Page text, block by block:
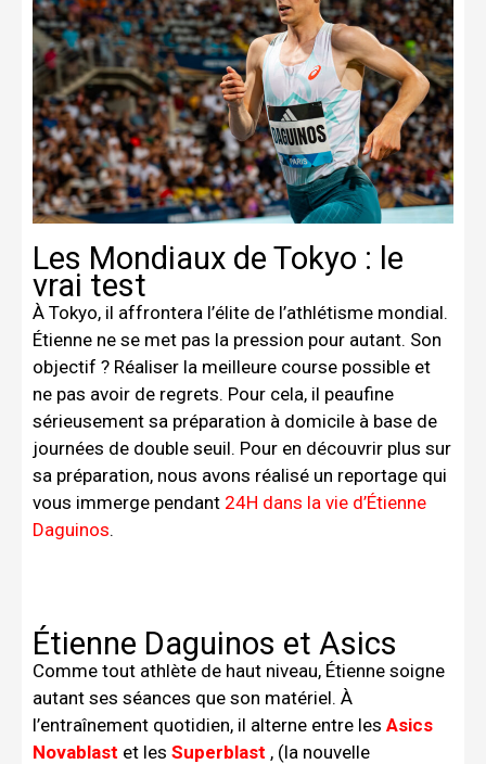
Les Mondiaux de Tokyo : le
vrai test
À Tokyo, il affrontera l’élite de l’athlétisme mondial.
Étienne ne se met pas la pression pour autant. Son
objectif ? Réaliser la meilleure course possible et
ne pas avoir de regrets. Pour cela, il peaufine
sérieusement sa préparation à domicile à base de
journées de double seuil. Pour en découvrir plus sur
sa préparation, nous avons réalisé un reportage qui
vous immerge pendant 24H dans la vie d’Étienne
Daguinos.
Étienne Daguinos et Asics
Comme tout athlète de haut niveau, Étienne soigne
autant ses séances que son matériel. À
l’entraînement quotidien, il alterne entre les Asics
Novablast et les Superblast , (la nouvelle